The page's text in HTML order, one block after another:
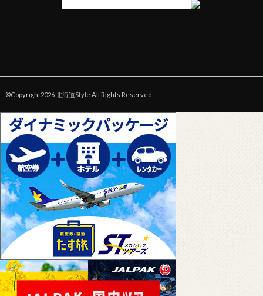
©Copyright2026北海道Style .All Rights Reserved.